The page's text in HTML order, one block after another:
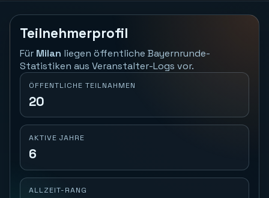
Teilnehmerprofil
Für Milan liegen öffentliche Bayernrunde-
Statistiken aus Veranstalter-Logs vor.
ÖFFENTLICHE TEILNAHMEN
20
AKTIVE JAHRE
6
ALLZEIT-RANG